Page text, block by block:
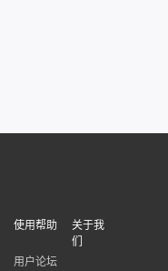
使用帮助
用户论坛
关于我
们